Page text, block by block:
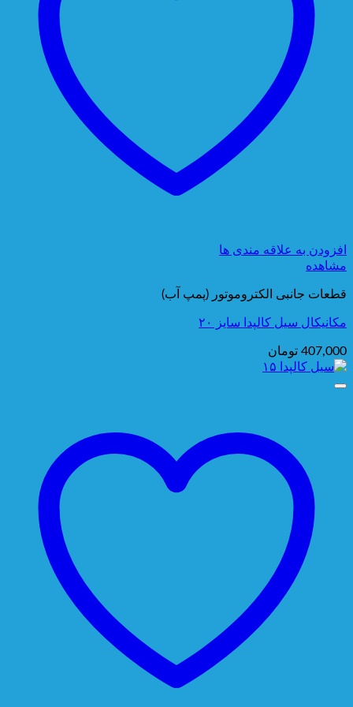
افزودن به علاقه مندی ها
مشاهده
قطعات جانبی الکتروموتور (پمپ آب)
مکانیکال سیل کالپدا سایز ۲۰
407,000 تومان